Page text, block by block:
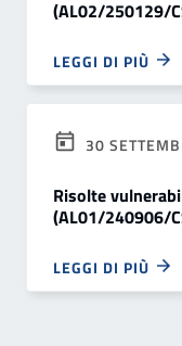
(AL02/250129/
LEGGI DI PIÙ
30
Risolte
(AL01/240906/
LEGGI DI PIÙ